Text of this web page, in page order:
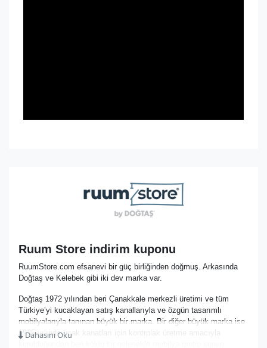
Ruum Store indirim kuponu
RuumStore.com efsanevi bir güç birliğinden doğmuş. Arkasında
Doğtaş ve Kelebek gibi iki dev marka var.
Doğtaş 1972 yılından beri Çanakkale merkezli üretimi ve tüm
Türkiye’yi kucaklayan satış kanallarıyla ve özgün tasarımlı
mobilyalarıyla tanınan büyük bir marka. Bir diğer büyük marka ise
1935 yılında uçak kanatları için kontrplak üretme amacıyla
Dahasını Oku